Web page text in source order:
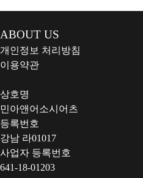
ABOUT US
개인정보 처리방침
이용약관
상호명
민아앤어소시어츠
등록번호
강남 라01017
사업자 등록번호
641-18-01203